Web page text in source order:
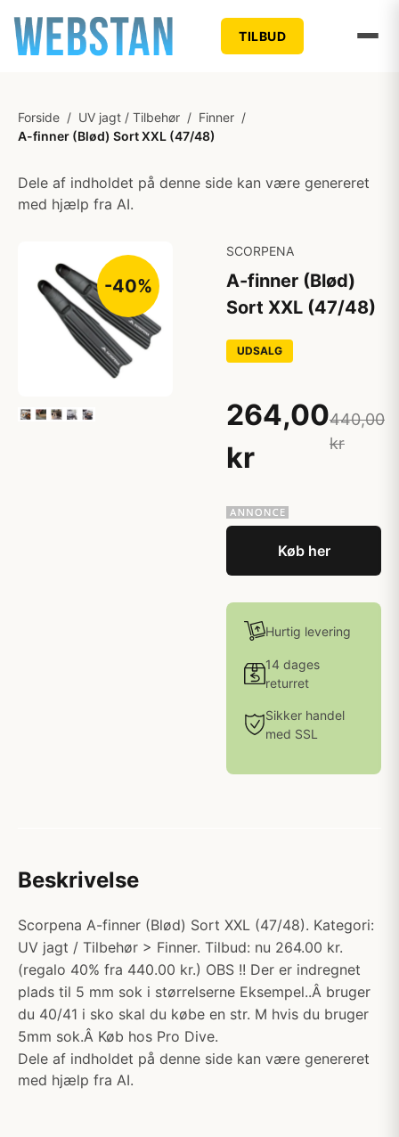
TILBUD
Forside / UV jagt / Tilbehør / Finner /
A-finner (Blød) Sort XXL (47/48)
Dele af indholdet på denne side kan være genereret
med hjælp fra AI.
-40%
SCORPENA
A-finner (Blød)
Sort XXL (47/48)
UDSALG
264,00
kr
440,00
kr
Køb her
Hurtig levering
14 dages
returret
Sikker handel
med SSL
Beskrivelse
Scorpena A-finner (Blød) Sort XXL (47/48). Kategori:
UV jagt / Tilbehør > Finner. Tilbud: nu 264.00 kr.
(regalo 40% fra 440.00 kr.) OBS !! Der er indregnet
plads til 5 mm sok i størrelserne Eksempel..Â bruger
du 40/41 i sko skal du købe en str. M hvis du bruger
5mm sok.Â Køb hos Pro Dive.
Dele af indholdet på denne side kan være genereret
med hjælp fra AI.